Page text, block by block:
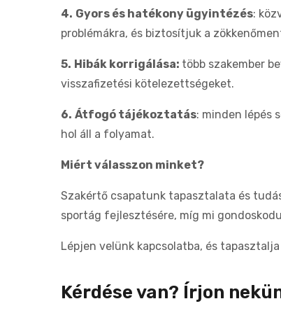
4. Gyors és hatékony ügyintézés:
problémákra, és biztosítjuk a
5. Hibák korrigálása: több szakember
visszafizetési kötelezettségeket.
6. Átfogó tájékoztatás: minden lépés
hol áll a folyamat.
Miért válasszon minket?
Szakértő csapatunk tapasztalata és
sportág fejlesztésére, míg mi
Lépjen velünk kapcsolatba, és
Kérdése van? Írjon